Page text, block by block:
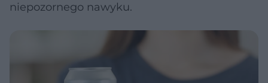
niepozornego nawyku.